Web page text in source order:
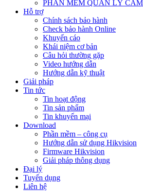
PHẦN MỀM QUẢN LÝ
Hỗ trợ
Chính sách bảo hành
Check bảo hành Online
Khuyến cáo
Khái niệm cơ bản
Câu hỏi thường gặp
Video hướng dẫn
Hướng dẫn kỹ thuật
Giải pháp
Tin tức
Tin hoạt động
Tin sản phẩm
Tin khuyến mại
Download
Phần mềm – công cụ
Hướng dẫn sử dụng Hikvision
Firmware Hikvision
Giải pháp thông dụng
Đại lý
Tuyển dụng
Liên hệ